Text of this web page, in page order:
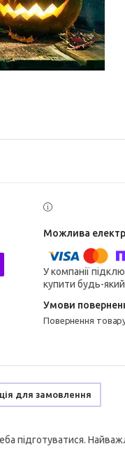
У компанії
купити будь-
повернення
для замовлення
підготуватися.